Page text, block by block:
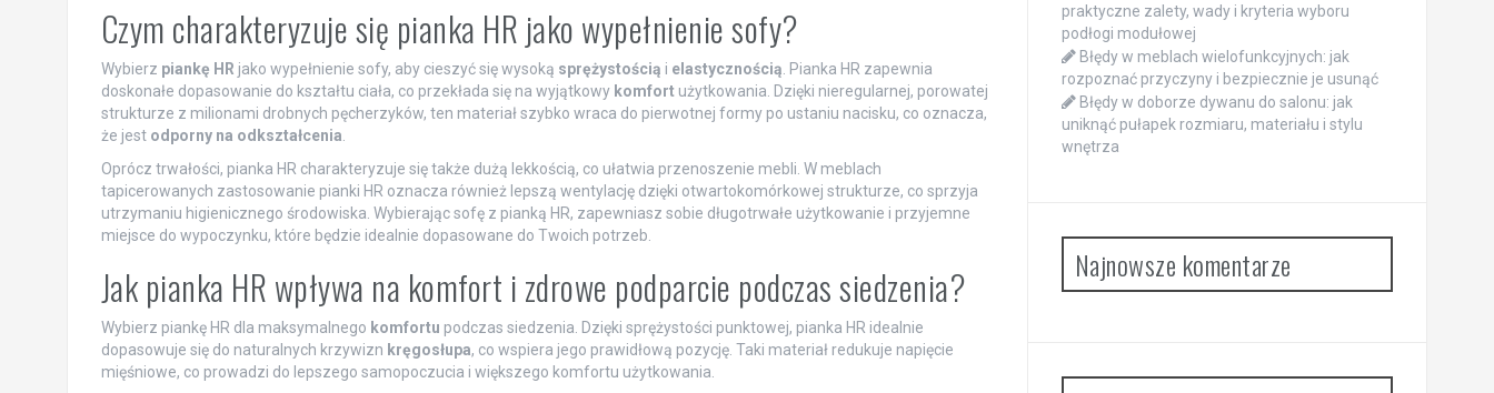
Czym charakteryzuje się pianka HR jako wypełnienie sofy?
Wybierz piankę HR jako wypełnienie sofy, aby cieszyć się wysoką sprężystością i elastycznością . Pianka HR zapewnia
doskonałe dopasowanie do kształtu ciała, co przekłada się na wyjątkowy komfortużytkowania. Dzięki nieregularnej, porowatej
strukturze z milionami drobnych pęcherzyków, ten materiał szybko wraca do pierwotnej formy po ustaniu nacisku, co oznacza,
że jest odporny na odkształcenia
Oprócz trwałości, pianka HR charakteryzuje się także dużą lekkością, co ułatwia przenoszenie mebli. W meblach
tapicerowanych zastosowanie pianki HR oznacza również lepszą wentylację dzięki otwartokomórkowej strukturze, co sprzyja
utrzymaniu higienicznego środowiska. Wybierając sofę z pianką HR, zapewniasz sobie długotrwałe użytkowanie i przyjemne
miejsce do wypoczynku, które będzie idealnie dopasowane do Twoich potrzeb.
Jak pianka HR wpływa na komfort i zdrowe podparcie podczas siedzenia?
Wybierz piankę HR dla maksymalnego komfortu podczas siedzenia. Dzięki sprężystości punktowej, pianka HR idealnie
dopasowuje się do naturalnych krzywizn kręgosłupa, co wspiera jego prawidłową pozycję. Taki materiał redukuje napięcie
mięśniowe, co prowadzi do lepszego samopoczucia i większego komfortu użytkowania.
praktyczne zalety, wady i kryteria wyboru
podłogi modułowej
Błędy w meblach wielofunkcyjnych: jak
rozpoznać przyczyny i bezpiecznie je usunąć
Błędy w doborze dywanu do salonu: jak
uniknąć pułapek rozmiaru, materiału i stylu
wnętrza
Najnowsze komentarze